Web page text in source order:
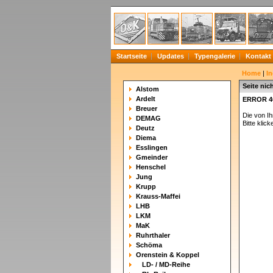
Startseite Updates Typengalerie Kontakt
Alstom
Ardelt
Breuer
DEMAG
Deutz
Diema
Esslingen
Gmeinder
Henschel
Jung
Krupp
Krauss-Maffei
LHB
LKM
MaK
Ruhrthaler
Schöma
Orenstein & Koppel
LD- / MD-Reihe
Home |
Seite
ERROR
Die von
Bitte